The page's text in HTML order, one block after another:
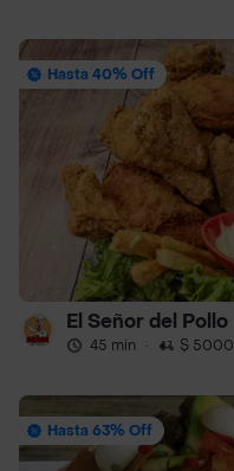
Hasta 40% Off
El Señor del Pollo
45 min · $ 5000
Hasta 63% Off